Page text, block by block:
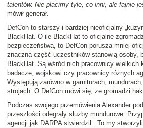
talentów. Nie płacimy tyle, co inni, ale fajnie
mówił generał.
DefCon to starszy i bardziej nieoficjalny
BlackHat. O ile BlackHat to oficjalne
bezpieczeństwa, to DefCon porusza mniej
znaczną część uczestników stanowią osoby,
BlackHat. Są wśród nich pracownicy wielkich
badacze, wojskowi czy pracownicy różnych
Występują zarówno w garniturach,
strojach. O DefCon mówi się, ze gromadzi
Podczas swojego przemówienia Alexander
przeszłości odegrały służby mundurowe.
agencji jak DARPA stwierdził: „To my